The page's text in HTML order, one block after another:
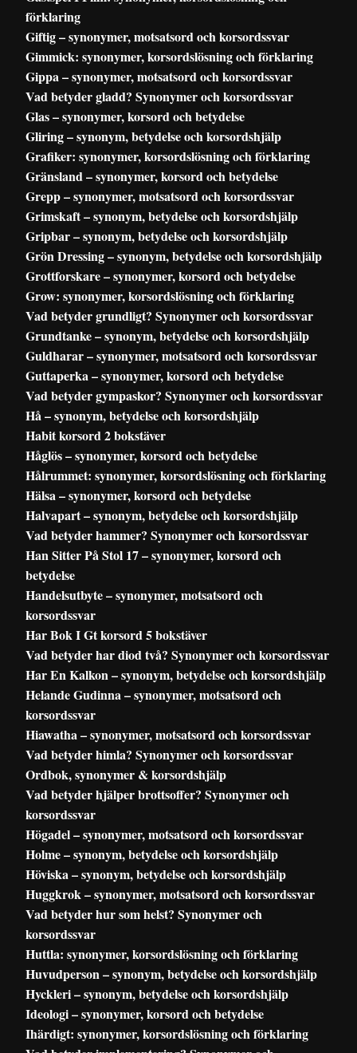
förklaring
Giftig – synonymer, motsatsord och korsordssvar
Gimmick: synonymer, korsordslösning och förklaring
Gippa – synonymer, motsatsord och korsordssvar
Vad betyder gladd? Synonymer och korsordssvar
Glas – synonymer, korsord och betydelse
Gliring – synonym, betydelse och korsordshjälp
Grafiker: synonymer, korsordslösning och förklaring
Gränsland – synonymer, korsord och betydelse
Grepp – synonymer, motsatsord och korsordssvar
Grimskaft – synonym, betydelse och korsordshjälp
Gripbar – synonym, betydelse och korsordshjälp
Grön Dressing – synonym, betydelse och korsordshjälp
Grottforskare – synonymer, korsord och betydelse
Grow: synonymer, korsordslösning och förklaring
Vad betyder grundligt? Synonymer och korsordssvar
Grundtanke – synonym, betydelse och korsordshjälp
Guldharar – synonymer, motsatsord och korsordssvar
Guttaperka – synonymer, korsord och betydelse
Vad betyder gympaskor? Synonymer och korsordssvar
Hå – synonym, betydelse och korsordshjälp
Habit korsord 2 bokstäver
Håglös – synonymer, korsord och betydelse
Hålrummet: synonymer, korsordslösning och förklaring
Hälsa – synonymer, korsord och betydelse
Halvapart – synonym, betydelse och korsordshjälp
Vad betyder hammer? Synonymer och korsordssvar
Han Sitter På Stol 17 – synonymer, korsord och
betydelse
Handelsutbyte – synonymer, motsatsord och
korsordssvar
Har Bok I Gt korsord 5 bokstäver
Vad betyder har diod två? Synonymer och korsordssvar
Har En Kalkon – synonym, betydelse och korsordshjälp
Helande Gudinna – synonymer, motsatsord och
korsordssvar
Hiawatha – synonymer, motsatsord och korsordssvar
Vad betyder himla? Synonymer och korsordssvar
Ordbok, synonymer & korsordshjälp
Vad betyder hjälper brottsoffer? Synonymer och
korsordssvar
Högadel – synonymer, motsatsord och korsordssvar
Holme – synonym, betydelse och korsordshjälp
Höviska – synonym, betydelse och korsordshjälp
Huggkrok – synonymer, motsatsord och korsordssvar
Vad betyder hur som helst? Synonymer och
korsordssvar
Huttla: synonymer, korsordslösning och förklaring
Huvudperson – synonym, betydelse och korsordshjälp
Hyckleri – synonym, betydelse och korsordshjälp
Ideologi – synonymer, korsord och betydelse
Ihärdigt: synonymer, korsordslösning och förklaring